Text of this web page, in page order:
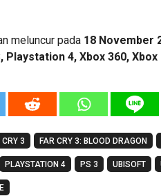
meluncur pada18 November
Playstation 4, Xbox 360,
CRY 3 FAR CRY 3: BLOOD DRAGON
PLAYSTATION 4 PS 3 UBISOFT